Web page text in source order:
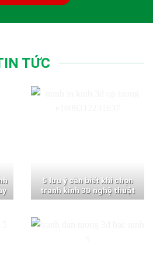
TỨC
5 lưu ý cần biết khi chọn
tranh kính 3D nghệ thuật